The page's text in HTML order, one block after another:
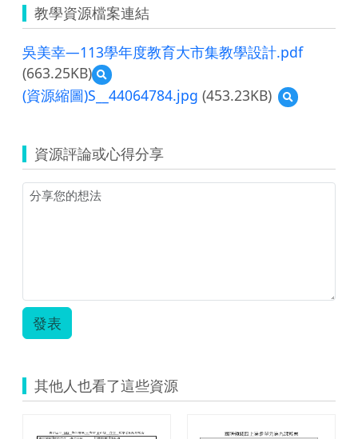
教學資源檔案連結
吳美幸—113學年度教育大市集教學設計.pdf
(663.25KB)
預
覽
吳
—
113
學
教
(資源縮圖)S__44064784.jpg (453.23KB)
預
覽
圖
資源評論或心得分享
發表
其他人也看了這些資源